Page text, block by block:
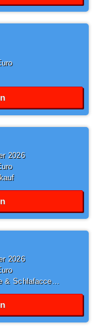
2026
2026